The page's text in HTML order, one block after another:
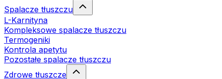
Spalacze tłuszczu
L-Karnityna
Kompleksowe spalacze tłuszczu
Termogeniki
Kontrola apetytu
Pozostałe spalacze tłuszczu
Zdrowe tłuszcze